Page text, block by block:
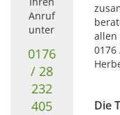
Anruf
unter
0176
/ 28
232
405
allen
Die